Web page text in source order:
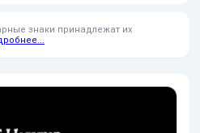
знаки принадлежат их